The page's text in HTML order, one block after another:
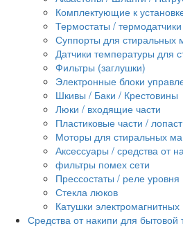
Комплектующие к
Термостаты /
Суппорты для стиральных
Датчики температуры для
Фильтры (заглушки)
Электронные блоки
Шкивы / Баки / Крестовины
Люки / входящие части
Пластиковые части /
Моторы для стиральных
Аксессуары / средства от
фильтры помех сети
Прессостаты / реле уровня
Стекла люков
Катушки
Средства от накипи для бытовой